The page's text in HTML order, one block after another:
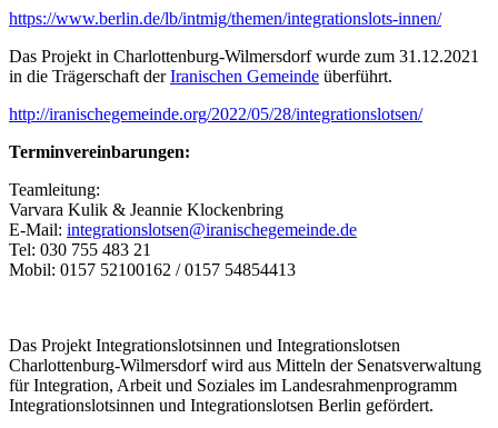
https://www.berlin.de/lb/intmig/themen/integrationslots-innen/
Das Projekt in Charlottenburg-Wilmersdorf wurde zum 31.12.2021
in die Trägerschaft derIranischen Gemeinde überführt.
http://iranischegemeinde.org/2022/05/28/integrationslotsen/
Terminvereinbarungen:
Teamleitung:
Varvara Kulik & Jeannie Klockenbring
E-Mail: integrationslotsen@iranischegemeinde.de
Tel: 030 755 483 21
Mobil: 0157 52100162 / 0157 54854413
Das Projekt Integrationslotsinnen und Integrationslotsen
Charlottenburg-Wilmersdorf wird aus Mitteln der Senatsverwaltung
für Integration, Arbeit und Soziales im Landesrahmenprogramm
Integrationslotsinnen und Integrationslotsen Berlin gefördert.